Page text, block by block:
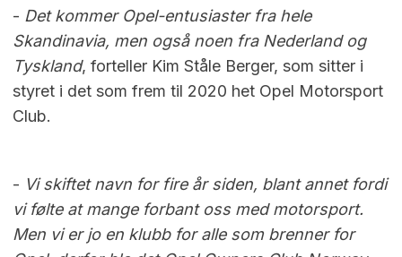
- Det kommer Opel-entusiaster fra hele
Skandinavia, men også noen fra Nederland og
Tyskland, forteller Kim Ståle Berger, som sitter i
styret i det som frem til 2020 het Opel Motorsport
Club.
- Vi skiftet navn for fire år siden, blant annet fordi
vi følte at mange forbant oss med motorsport.
Men vi er jo en klubb for alle som brenner for